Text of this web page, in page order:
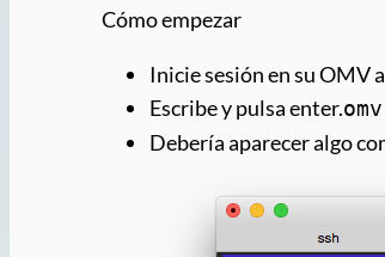
Cómo empezar
Inicie sesión en su OMV
Escribe y pulsa enter.
Debería aparecer algo